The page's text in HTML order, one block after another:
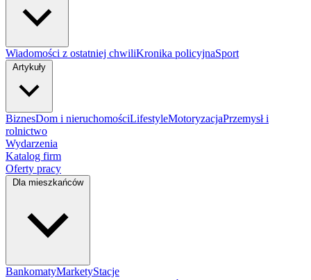
Wiadomości z ostatniej chwiliKronika policyjnaSport
Artykuły
BiznesDom i nieruchomościLifestyleMotoryzacjaPrzemysł i
rolnictwo
Wydarzenia
Katalog firm
Oferty pracy
Dla mieszkańców
BankomatyMarketyStacje